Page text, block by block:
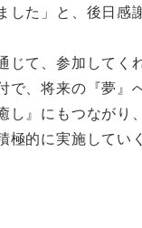
た」と、後日感
て、参加してく
で、将来の『夢
し』にもつなが
的に実施してい